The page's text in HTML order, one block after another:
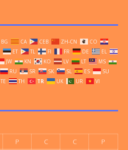
BG CA CEB ZH-CN
CO
ET TL FI FR DE
EL
JW KN KO LV LT
MS
RU SR SK SL ES
SU
TE TH TR UK UR VI
P C C P